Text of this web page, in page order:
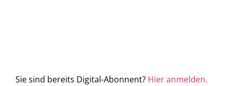
Sie sind bereits Digital-Abonnent? Hier anmelden.